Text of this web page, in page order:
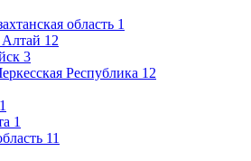
область 1
12
3
Республика 12
1
1
11